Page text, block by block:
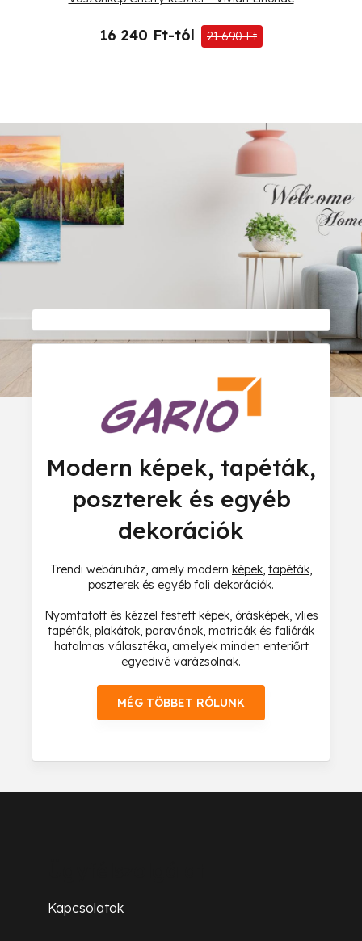
16 240 Ft-tól 21 690 Ft
Modern képek, tapéták,
poszterek és egyéb
dekorációk
Trendi webáruház, amely modern képek, tapéták,
poszterek és egyéb fali dekorációk.
Nyomtatott és kézzel festett képek, órásképek, vlies
tapéták, plakátok, paravánok, matricák és faliórák
hatalmas választéka, amelyek minden enteriőrt
egyedivé varázsolnak.
MÉG TÖBBET RÓLUNK
Kapcsolatok